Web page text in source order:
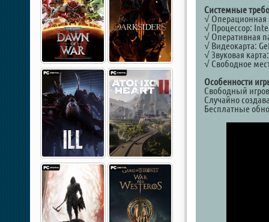
Системные
√ Операционная
√ Процессор:
√ Оперативная
√ Видеокарта:
√ Звуковая
√ Свободное
Особенности
Свободный
Случайно
Бесплатные